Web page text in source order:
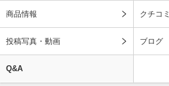
商品情報 クチコミ
投稿写真・動画 ブログ
Q&A